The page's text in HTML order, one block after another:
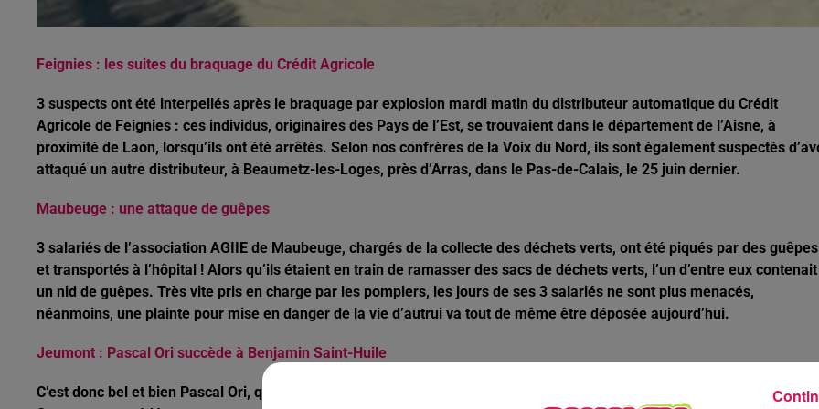
Feignies : les suites du braquage du Crédit Agricole
3 suspects ont été interpellés après le braquage par explosion mardi matin du distributeur automatique du Crédit
Agricole de Feignies : ces individus, originaires des Pays de l’Est, se trouvaient dans le département de l’Aisne, à
proximité de Laon, lorsqu’ils ont été arrêtés. Selon nos confrères de la Voix du Nord, ils sont également suspectés
attaqué un autre distributeur, à Beaumetz-les-Loges, près d’Arras, dans le Pas-de-Calais, le 25 juin dernier.
Maubeuge : une attaque de guêpes
3 salariés de l’association AGIIE de Maubeuge, chargés de la collecte des déchets verts, ont été piqués par des guêpes
et transportés à l’hôpital ! Alors qu’ils étaient en train de ramasser des sacs de déchets verts, l’un d’entre eux contenait
un nid de guêpes. Très vite pris en charge par les pompiers, les jours de ses 3 salariés ne sont plus menacés,
néanmoins, une plainte pour mise en danger de la vie d’autrui va tout de même être déposée aujourd’hui.
Jeumont : Pascal Ori succède à Benjamin Saint-Huile
C’est donc bel et bien Pascal Ori, qui été élu hier soir maire de Jeumont à une large majorité. Il souhaite « garder le cap